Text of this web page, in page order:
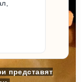
представят